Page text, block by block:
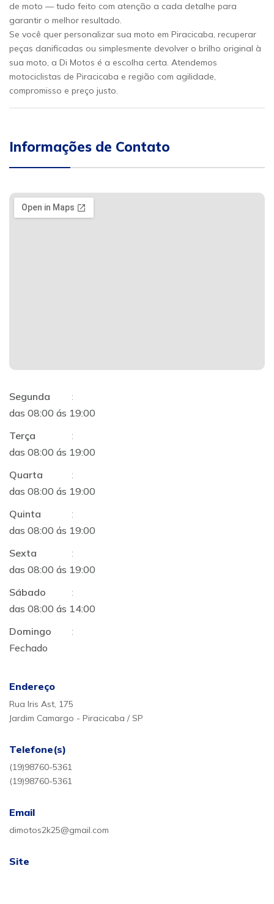
de moto — tudo feito com atenção a cada detalhe para
garantir o melhor resultado.
Se você quer personalizar sua moto em Piracicaba, recuperar
peças danificadas ou simplesmente devolver o brilho original à
sua moto, a Di Motos é a escolha certa. Atendemos
motociclistas de Piracicaba e região com agilidade,
compromisso e preço justo.
Informações de Contato
Segunda
:
das 08:00 ás 19:00
Terça
:
das 08:00 ás 19:00
Quarta
:
das 08:00 ás 19:00
Quinta
:
das 08:00 ás 19:00
Sexta
:
das 08:00 ás 19:00
Sábado
:
das 08:00 ás 14:00
Domingo
:
Fechado
Endereço
Rua Iris Ast, 175
Jardim Camargo - Piracicaba / SP
Telefone(s)
(19)98760-5361
(19)98760-5361
Email
dimotos2k25@gmail.com
Site